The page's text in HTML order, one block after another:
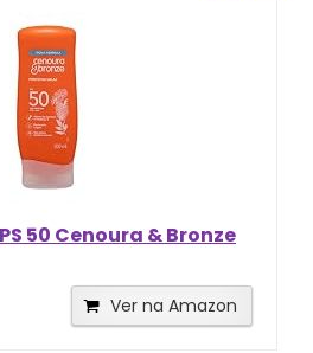
50 Cenoura & Bronze
Ver na Amazon